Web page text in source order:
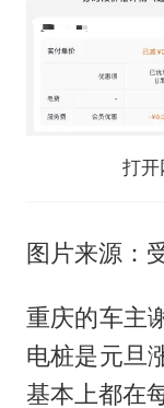
打
图片来源：
重庆的车主
电桩是元旦
基本上都在